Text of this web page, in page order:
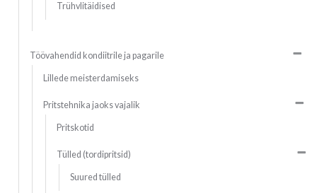
Trühvlitäidised
Töövahendid kondiitrile ja pagarile
Lillede meisterdamiseks
Pritstehnika jaoks vajalik
Pritskotid
Tülled (tordipritsid)
Suured tülled